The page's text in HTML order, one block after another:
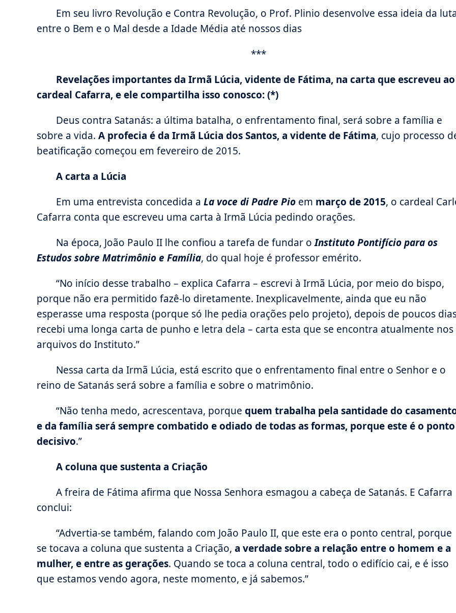
Em seu livro Revolução e Contra Revolução, o Prof. Plinio desenvolve essa ideia da
entre o Bem e o Mal desde a Idade Média até nossos dias
***
Revelações importantes da Irmã Lúcia, vidente de Fátima, na carta que escreveu ao
cardeal Cafarra, e ele compartilha isso conosco: (*)
Deus contra Satanás: a última batalha, o enfrentamento final, será sobre a família e
sobre a vida. A profecia é da Irmã Lúcia dos Santos, a vidente de Fátima, cujo processo
beatificação começou em fevereiro de 2015.
A carta a Lúcia
Em uma entrevista concedida a La voce di Padre Pio em março de 2015, o cardeal
Cafarra conta que escreveu uma carta à Irmã Lúcia pedindo orações.
Na época, João Paulo II lhe confiou a tarefa de fundar oInstituto Pontifício para os
Estudos sobre Matrimônio e Família, do qual hoje é professor emérito.
“No início desse trabalho – explica Cafarra – escrevi à Irmã Lúcia, por meio do bispo,
porque não era permitido fazê-lo diretamente. Inexplicavelmente, ainda que eu não
esperasse uma resposta (porque só lhe pedia orações pelo projeto), depois de poucos
recebi uma longa carta de punho e letra dela – carta esta que se encontra atualmente nos
arquivos do Instituto.”
Nessa carta da Irmã Lúcia, está escrito que o enfrentamento final entre o Senhor e o
reino de Satanás será sobre a família e sobre o matrimônio.
“Não tenha medo, acrescentava, porque quem trabalha pela santidade do
e da família será sempre combatido e odiado de todas as formas, porque este é o ponto
decisivo.”
A coluna que sustenta a Criação
A freira de Fátima afirma que Nossa Senhora esmagou a cabeça de Satanás. E Cafarra
conclui:
“Advertia-se também, falando com João Paulo II, que este era o ponto central, porque
se tocava a coluna que sustenta a Criação, a verdade sobre a relação entre o homem e a
mulher, e entre as gerações. Quando se toca a coluna central, todo o edifício cai, e é isso
que estamos vendo agora, neste momento, e já sabemos.”